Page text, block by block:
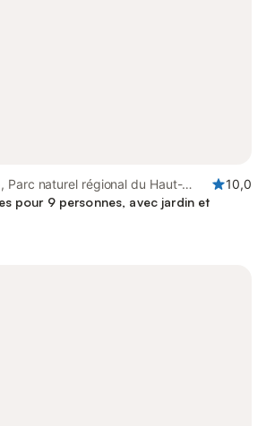
Parc naturel régional du Haut-
10,0
pour 9 personnes, avec jardin et